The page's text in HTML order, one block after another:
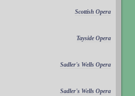
Scottish Opera
Tayside Opera
Sadler's Wells Opera
Sadler's Wells Opera